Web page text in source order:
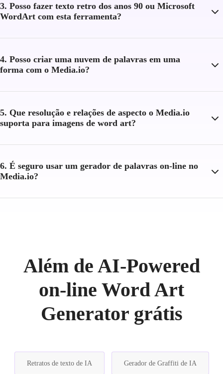
3. Posso fazer texto retro dos anos 90 ou Microsoft
WordArt com esta ferramenta?
4. Posso criar uma nuvem de palavras em uma
forma com o Media.io?
5. Que resolução e relações de aspecto o Media.io
suporta para imagens de word art?
6. É seguro usar um gerador de palavras on-line no
Media.io?
Além de AI-Powered
on-line Word Art
Generator grátis
Retratos de texto de IA Gerador de Graffiti de IA